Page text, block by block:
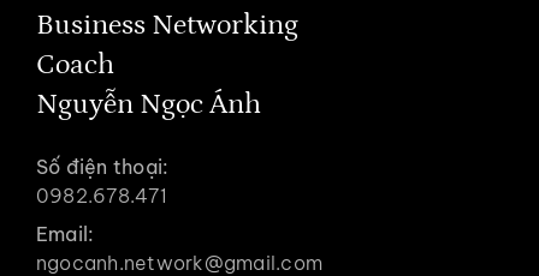
Business Networking
Coach
Nguyễn Ngọc Ánh
Số điện thoại:
0982.678.471
Email:
ngocanh.network@gmail.com